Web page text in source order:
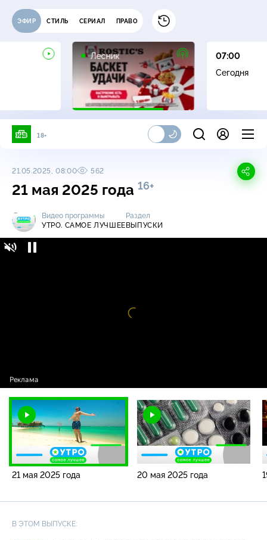
ЭФИР СТИЛЬ СЕРИАЛ ПРАВО
Лесник
16+
07:00
Сегодня
18+
21.05.2025, 08:00 562
21 мая 2025 года 16+
Видео программы
УТРО. САМОЕ ЛУЧШЕЕ
Раздел
ВЫПУСКИ
21 мая 2025 года 20 мая 2025 года
В ЭТОМ ВЫПУСКЕ: